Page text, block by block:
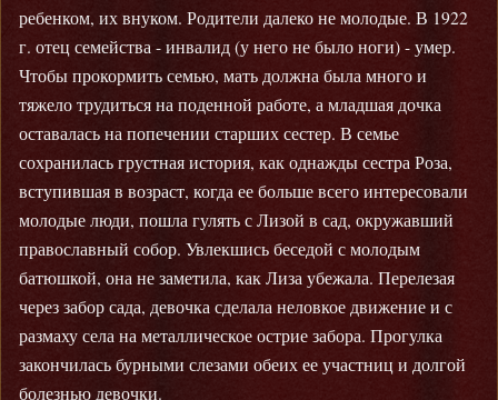
ребенком, их внуком. Родители далеко не молодые. В 1922
г. отец семейства - инвалид (у него не было ноги) - умер.
Чтобы прокормить семью, мать должна была много и
тяжело трудиться на поденной работе, а младшая дочка
оставалась на попечении старших сестер. В семье
сохранилась грустная история, как однажды сестра Роза,
вступившая в возраст, когда ее больше всего интересовали
молодые люди, пошла гулять с Лизой в сад, окружавший
православный собор. Увлекшись беседой с молодым
батюшкой, она не заметила, как Лиза убежала. Перелезая
через забор сада, девочка сделала неловкое движение и с
размаху села на металлическое острие забора. Прогулка
закончилась бурными слезами обеих ее участниц и долгой
болезнью девочки.